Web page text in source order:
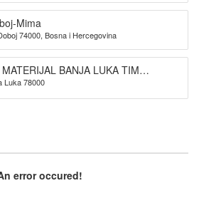
Mima
74000, Bosna i Hercegovina
BANJA LUKA TIM
Luka 78000
error occured!